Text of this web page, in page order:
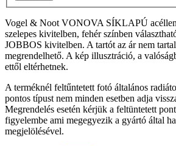
Vogel & Noot VONOVA SÍKLAPÚ
szelepes kivitelben, fehér színben
JOBBOS kivitelben. A tartót az ár nem
megrendelhető. A kép illusztráció, a
ettől eltérhetnek.
A terméknél feltűntetett fotó általános
pontos típust nem minden esetben adja
Megrendelés esetén kérjük a feltüntetett
figyelembe ami megegyezik a gyártó által
megjelölésével.